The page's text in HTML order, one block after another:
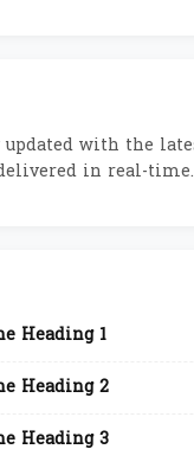
updated with the
in real-time.
Heading 1
Heading 2
Heading 3